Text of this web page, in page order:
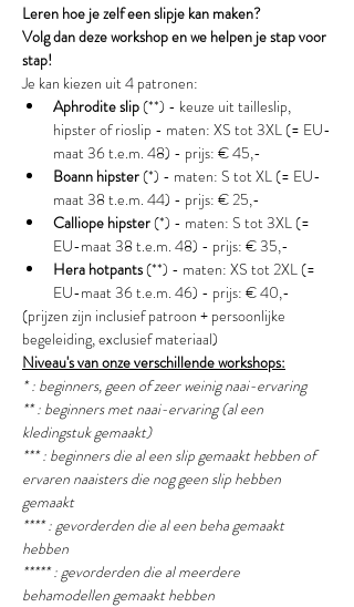
Leren hoe je zelf een slipje kan maken?
Volg dan deze workshop en we helpen je stap voor
stap!
Je kan kiezen uit 4 patronen:
Aphrodite slip (**) - keuze uit tailleslip,
hipster of rioslip - maten: XS tot 3XL (= EU-
maat 36 t.e.m. 48) - prijs: € 45,-
Boann hipster (*) - maten: S tot XL (= EU-
maat 38 t.e.m. 44) - prijs: € 25,-
Calliope hipster (*) - maten: S tot 3XL (=
EU-maat 38 t.e.m. 48) - prijs: € 35,-
Hera hotpants (**) - maten: XS tot 2XL (=
EU-maat 36 t.e.m. 46) - prijs: € 40,-
(prijzen zijn inclusief patroon + persoonlijke
begeleiding, exclusief materiaal)
Niveau's van onze verschillende workshops:
* : beginners, geen of zeer weinig naai-ervaring
** : beginners met naai-ervaring (al een
kledingstuk gemaakt)
*** : beginners die al een slip gemaakt hebben of
ervaren naaisters die nog geen slip hebben
gemaakt
**** : gevorderden die al een beha gemaakt
hebben
***** : gevorderden die al meerdere
behamodellen gemaakt hebben